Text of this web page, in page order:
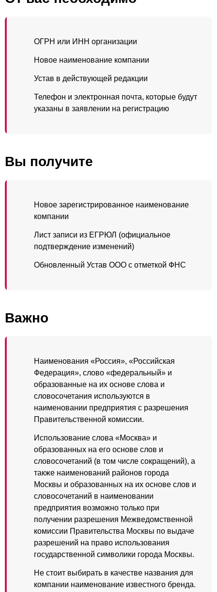
ОГРН или ИНН организации
Новое наименование компании
Устав в действующей редакции
Телефон и электронная почта, которые будут
указаны в заявлении на регистрацию
Вы получите
Новое зарегистрированное наименование
компании
Лист записи из ЕГРЮЛ (официальное
подтверждение изменений)
Обновленный Устав ООО с отметкой ФНС
Важно
Наименования «Россия», «Российская
Федерация», слово «федеральный» и
образованные на их основе слова и
словосочетания используются в
наименовании предприятия с разрешения
Правительственной комиссии.
Использование слова «Москва» и
образованных на его основе слов и
словосочетаний (в том числе сокращений), а
также наименований районов города
Москвы и образованных на их основе слов и
словосочетаний в наименовании
предприятия возможно только при
получении разрешения Межведомственной
комиссии Правительства Москвы по выдаче
разрешений на право использования
государственной символики города Москвы.
Не стоит выбирать в качестве названия для
компании наименование известного бренда.